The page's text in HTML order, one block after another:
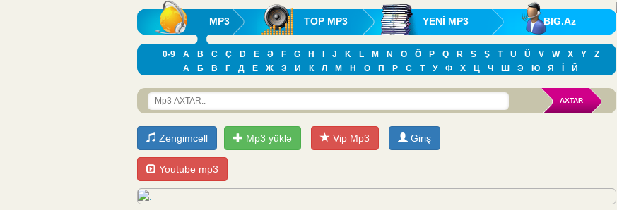
MP3 TOP MP3 YENİ MP3 BIG.Az
0-9 A B C Ç D E Ə F G H J K L M N O Ö P Q R S Ş T U Ü V W X Y
Z
А
Б В Г Д Е Ж З И К Л М Н О П Р С Т У Ф Х Ц Ч Ш Э Ю Я Й
Zengimcell Mp3 yüklə Vip Mp3 Giriş
Youtube mp3